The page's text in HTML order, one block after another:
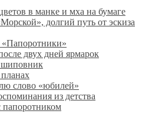
в манке и мха на бумаге
долгий путь от эскиза
двух дней ярмарок
слово «юбилей»
из детства
папоротником